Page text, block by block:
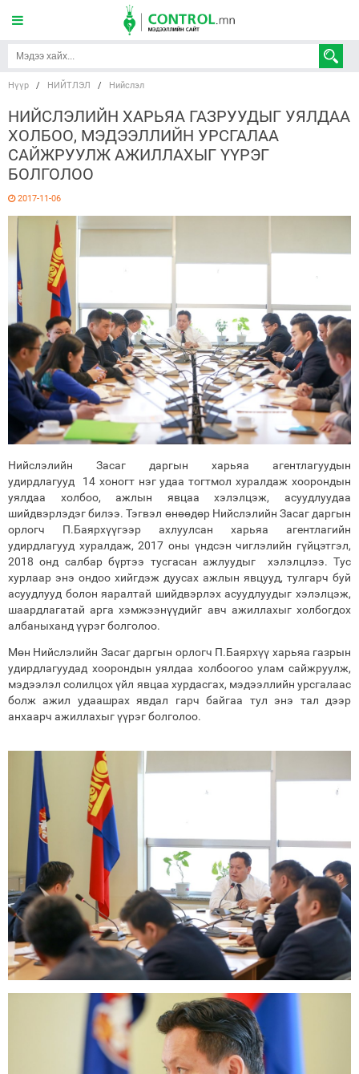
Нүүр / НИЙТЛЭЛ / Нийслэл
НИЙСЛЭЛИЙН ХАРЬЯА ГАЗРУУДЫГ УЯЛДАА
ХОЛБОО, МЭДЭЭЛЛИЙН УРСГАЛАА
САЙЖРУУЛЖ АЖИЛЛАХЫГ ҮҮРЭГ
БОЛГОЛОО
2017-11-06
Нийслэлийн Засаг даргын харьяа агентлагуудын
удирдлагууд 14 хоногт нэг удаа тогтмол хуралдаж хоорондын
уялдаа холбоо, ажлын явцаа хэлэлцэж, асуудлуудаа
шийдвэрлэдэг билээ. Тэгвэл өнөөдөр Нийслэлийн Засаг даргын
орлогч П.Баярхүүгээр ахлуулсан харьяа агентлагийн
удирдлагууд хуралдаж, 2017 оны үндсэн чиглэлийн гүйцэтгэл,
2018 онд салбар бүртээ тусгасан ажлуудыг хэлэлцлээ. Тус
хурлаар энэ ондоо хийгдэж дуусах ажлын явцууд, тулгарч буй
асуудлууд болон яаралтай шийдвэрлэх асуудлуудыг хэлэлцэж,
шаардлагатай арга хэмжээнүүдийг авч ажиллахыг холбогдох
албаныханд үүрэг болголоо.
Мөн Нийслэлийн Засаг даргын орлогч П.Баярхүү харьяа газрын
удирдлагуудад хоорондын уялдаа холбоогоо улам сайжруулж,
мэдээлэл солилцох үйл явцаа хурдасгах, мэдээллийн урсгалаас
болж ажил удаашрах явдал гарч байгаа тул энэ тал дээр
анхаарч ажиллахыг үүрэг болголоо.